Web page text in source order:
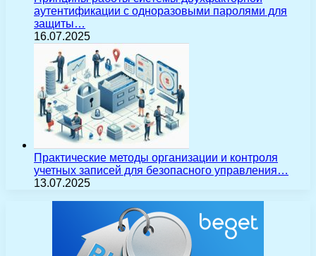
аутентификации с одноразовыми паролями для
защиты…
16.07.2025
Практические методы организации и контроля
учетных записей для безопасного управления…
13.07.2025